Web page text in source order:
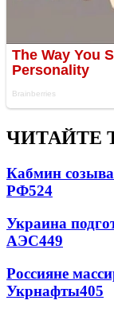
ЧИТАЙТЕ
Кабмин
РФ524
Украина
АЭС449
Россияне
Укрнафты405